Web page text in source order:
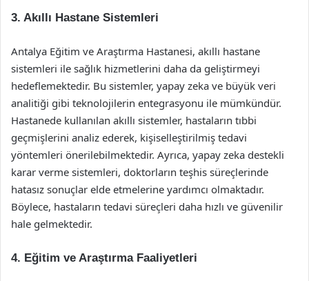
3. Akıllı Hastane Sistemleri
Antalya Eğitim ve Araştırma Hastanesi, akıllı hastane
sistemleri ile sağlık hizmetlerini daha da geliştirmeyi
hedeflemektedir. Bu sistemler, yapay zeka ve büyük veri
analitiği gibi teknolojilerin entegrasyonu ile mümkündür.
Hastanede kullanılan akıllı sistemler, hastaların tıbbi
geçmişlerini analiz ederek, kişiselleştirilmiş tedavi
yöntemleri önerilebilmektedir. Ayrıca, yapay zeka destekli
karar verme sistemleri, doktorların teşhis süreçlerinde
hatasız sonuçlar elde etmelerine yardımcı olmaktadır.
Böylece, hastaların tedavi süreçleri daha hızlı ve güvenilir
hale gelmektedir.
4. Eğitim ve Araştırma Faaliyetleri